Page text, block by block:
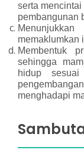
serta
pembangunan
memaklumkan
Membentuk
sehingga
hidup
menghadapi